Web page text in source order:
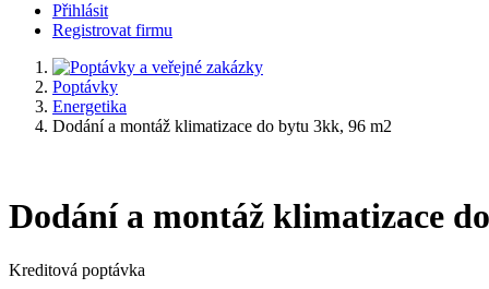
Přihlásit
Registrovat firmu
Poptávky
Energetika
Dodání a montáž klimatizace do bytu 3kk, 96 m2
Dodání a montáž klimatizace
Kreditová poptávka